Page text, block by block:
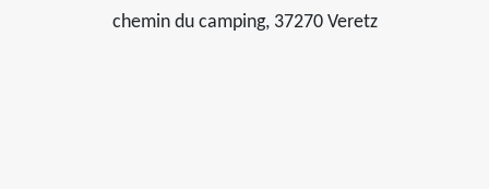
chemin du camping, 37270 Veretz